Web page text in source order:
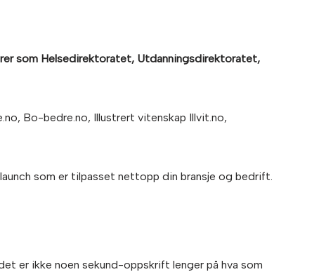
som Helsedirektoratet, Utdanningsdirektoratet,
Bo-bedre.no, Illustrert vitenskap Illvit.no,
som er tilpasset nettopp din bransje og bedrift.
er ikke noen sekund-oppskrift lenger på hva som